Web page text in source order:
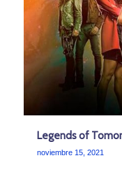
Legends of
noviembre 15, 2021